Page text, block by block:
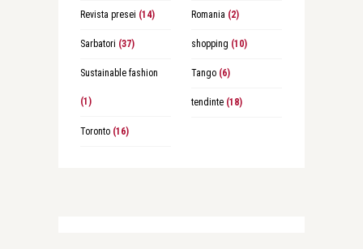
Revista presei (14) Romania (2)
Sarbatori (37) shopping (10)
Sustainable fashion
(1)
Tango(6)
tendinte(18)
Toronto(16)